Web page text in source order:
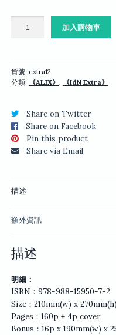
性
人
的
替
代
性
量
加入購物車
貨號: extra12
分類:
《ALIX》 , 《IdN Extra》
Share on Twitter
Share on Facebook
Pin this product
Share via Email
描述
額外資訊
描述
明細：
ISBN：978-988-15950-7-2
Size：210mm(w) x 270mm(h)
Pages：160p + 4p cover
Bonus：16p x 190mm(w) x